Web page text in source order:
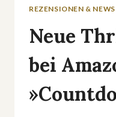
REZENSIONEN & NEWS
Neue
bei